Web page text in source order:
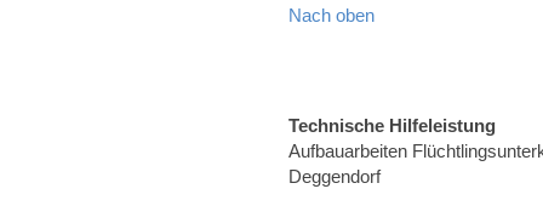
Nach oben
Technische Hilfeleistung
Aufbauarbeiten
Deggendorf